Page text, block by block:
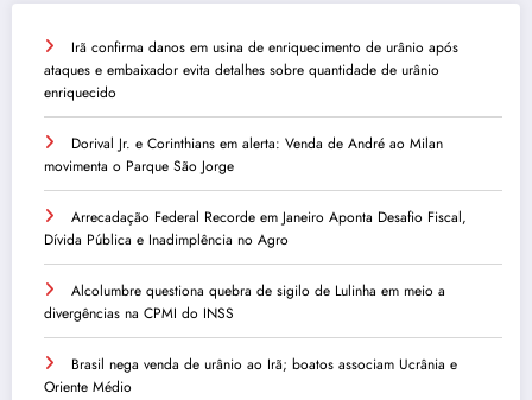
Irã confirma danos em usina de enriquecimento de urânio após
ataques e embaixador evita detalhes sobre quantidade de urânio
enriquecido
Dorival Jr. e Corinthians em alerta: Venda de André ao Milan
movimenta o Parque São Jorge
Arrecadação Federal Recorde em Janeiro Aponta Desafio Fiscal,
Dívida Pública e Inadimplência no Agro
Alcolumbre questiona quebra de sigilo de Lulinha em meio a
divergências na CPMI do INSS
Brasil nega venda de urânio ao Irã; boatos associam Ucrânia e
Oriente Médio